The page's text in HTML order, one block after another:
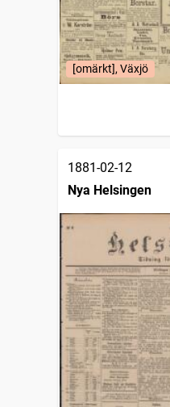
[omärkt], Växjö
1881-02-12
Nya Helsingen